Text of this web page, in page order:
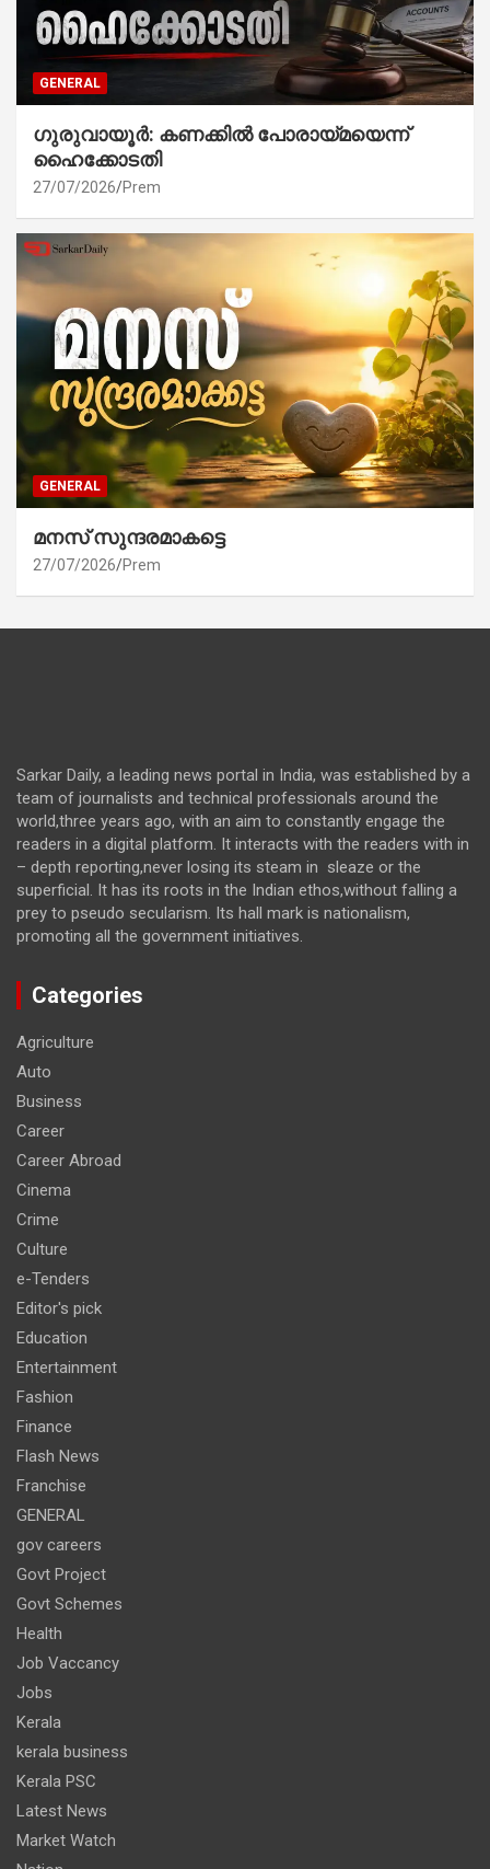
GENERAL
ഗുരുവായൂർ: കണക്കിൽ പോരായ്മയെന്ന്
ഹൈക്കോടതി
27/07/2026 Prem
GENERAL
മനസ് സുന്ദരമാകട്ടെ
27/07/2026 Prem
Sarkar Daily, a leading news portal in India, was established by a
team of journalists and technical professionals around the
world,three years ago, with an aim to constantly engage the
readers in a digital platform. It interacts with the readers with in
– depth reporting,never losing its steam in sleaze or the
superficial. It has its roots in the Indian ethos,without falling a
prey to pseudo secularism. Its hall mark is nationalism,
promoting all the government initiatives.
Categories
Agriculture
Auto
Business
Career
Career Abroad
Cinema
Crime
Culture
e-Tenders
Editor's pick
Education
Entertainment
Fashion
Finance
Flash News
Franchise
GENERAL
gov careers
Govt Project
Govt Schemes
Health
Job Vaccancy
Jobs
Kerala
kerala business
Kerala PSC
Latest News
Market Watch